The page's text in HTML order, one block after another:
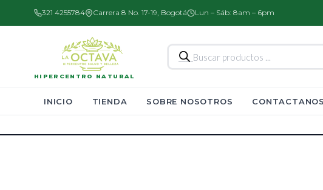
321 4255784 Carrera 8 No. 17-19, Bogotá Lun – Sáb: 8am – 6pm
HIPERCENTRO NATURAL
Búsqueda
de
productos
INICIO TIENDA SOBRE NOSOTROS CONTACTANOS